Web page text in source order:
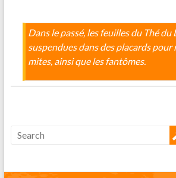
Dans le passé, les feuilles du Thé
suspendues dans des placards pour
mites, ainsi que les fantômes.